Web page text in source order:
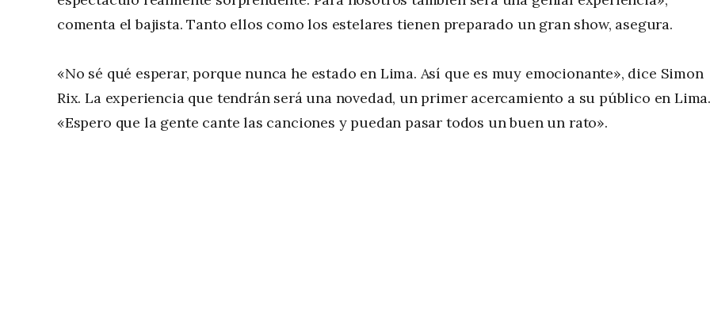
comenta el bajista. Tanto ellos como los estelares tienen preparado un gran show, asegura.
«No sé qué esperar, porque nunca he estado en Lima. Así que es muy emocionante», dice Simon
Rix. La experiencia que tendrán será una novedad, un primer acercamiento a su público en
«Espero que la gente cante las canciones y puedan pasar todos un buen un rato».